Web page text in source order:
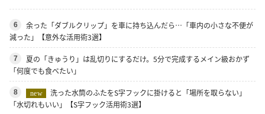
6
余った「ダブルクリップ」を車に持ち込んだら…「車内の小さな不便が
減った」【意外な活用術3選】
7
夏の「きゅうり」は乱切りにするだけ。5分で完成するメイン級おかず
「何度でも食べたい」
8 new
洗った水筒のふたをS字フックに掛けると「場所を取らない」
「水切れもいい」【S字フック活用術3選】